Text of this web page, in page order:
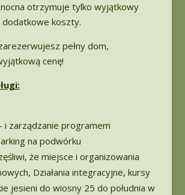
otrzymuje tylko wyjątkowy
koszty.
pełny dom,
cenę!
i zarządzanie programem
na podwórku
że miejsce i organizowania
Działania integracyjne, kursy
jesieni do wiosny 25 do południa w